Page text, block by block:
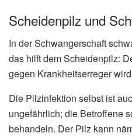
Scheidenpilz und
In der Schwangerschaft
das hilft dem Scheidenpilz:
gegen Krankheitserreger
Die Pilzinfektion selbst ist
ungefährlich; die Betroffene
behandeln. Der Pilz kann